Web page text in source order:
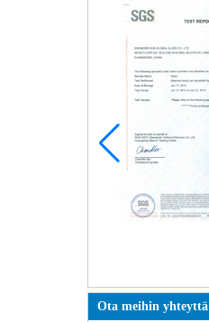
Ota meihin yhteyttä